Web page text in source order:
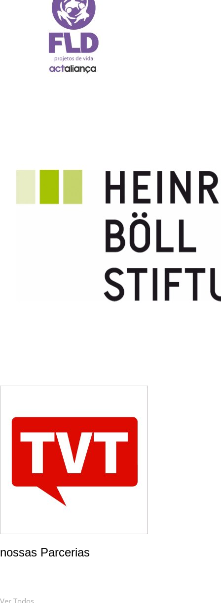
nossas Parcerias